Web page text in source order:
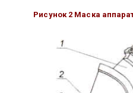
Рисунок 2 Маска